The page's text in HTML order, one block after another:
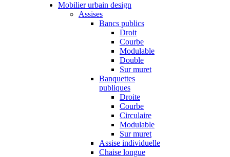
Mobilier urbain design
Assises
Bancs publics
Droit
Courbe
Modulable
Double
Sur muret
Banquettes
publiques
Droite
Courbe
Circulaire
Modulable
Sur muret
Assise individuelle
Chaise longue